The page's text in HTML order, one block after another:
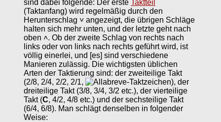
sind dabei folgende: Der erste Taktteil
(Taktanfang) wird regelmäßig durch den
Herunterschlag ˅ angezeigt, die übrigen Schläge
halten sich mehr unten, und der letzte geht nach
oben ˄. Ob der zweite Schlag von rechts nach
links oder von links nach rechts geführt wird, ist
völlig einerlei, und [es] sind verschiedene
Manieren zulässig. Die wichtigsten üblichen
Arten der Taktierung sind: der zweiteilige Takt
(2/8, 2/4, 2/2, 2/1,
), der
dreiteilige Takt (3/8, 3/4, 3/2 etc.), der vierteilige
Takt (C, 4/2, 4/8 etc.) und der sechsteilige Takt
(6/4, 6/8). Man schlägt denselben in folgender
Weise: